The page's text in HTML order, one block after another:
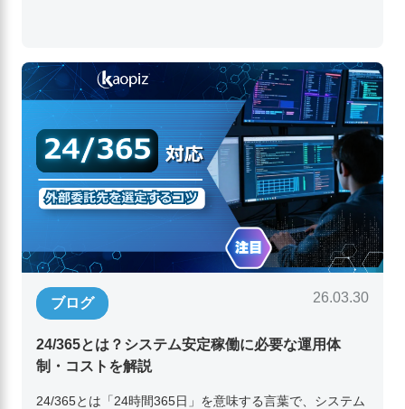
ブログ 26.03.30
24/365とは？システム安定稼働に必要な運用体
制・コストを解説
24/365とは「24時間365日」を意味する言葉で、システム